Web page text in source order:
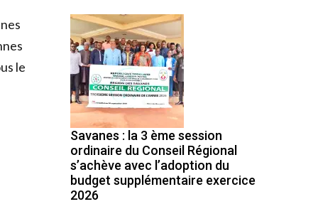
le
Savanes : la 3 ème session
ordinaire du Conseil Régional
s’achève avec l’adoption du
budget supplémentaire exercice
2026